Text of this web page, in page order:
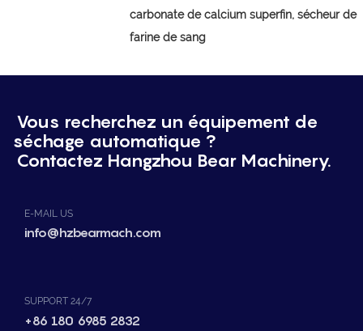
carbonate de calcium superfin, sécheur de
farine de sang
Vous recherchez un équipement de
séchage automatique ?
Contactez Hangzhou Bear Machinery.
E-MAIL US
info@hzbearmach.com
SUPPORT 24/7
+86 180 6985 2832